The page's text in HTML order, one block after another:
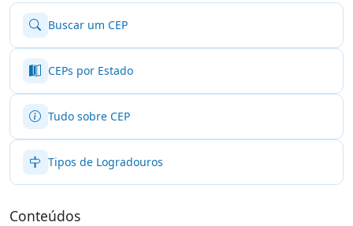
Buscar um CEP
CEPs por Estado
Tudo sobre CEP
Tipos de Logradouros
Conteúdos